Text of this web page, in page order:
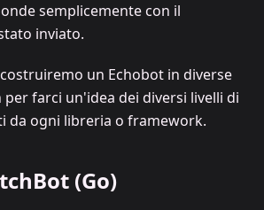
semplicemente con il
inviato.
un Echobot in diverse
farci un'idea dei diversi livelli di
da ogni libreria o framework.
(Go)